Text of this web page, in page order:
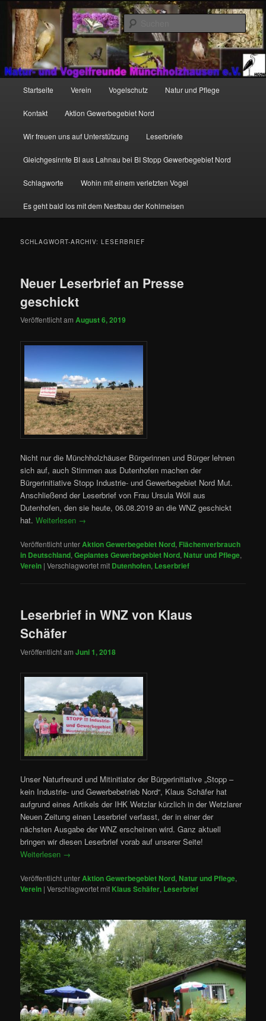
Zum
primären
Inhalt
springen
Zum
sekundären
Inhalt
springen
http://natur-und-vogelfreunde-muenchholzhausen.de/wp-
content/uploads/2017/12/cropped-HGON_logo.jpg
Startseite Verein Vogelschutz Natur und Pflege
Kontakt Aktion Gewerbegebiet Nord
Wir freuen uns auf Unterstützung Leserbriefe
Gleichgesinnte BI aus Lahnau bei BI Stopp Gewerbegebiet Nord
Schlagworte Wohin mit einem verletzten Vogel
Es geht bald los mit dem Nestbau der Kohlmeisen
SCHLAGWORT-ARCHIV:LESERBRIEF
Neuer Leserbrief an Presse
geschickt
Veröffentlicht amAugust 6, 2019
Nicht nur die Münchholzhäuser Bürgerinnen und Bürger lehnen
sich auf, auch Stimmen aus Dutenhofen machen der
Bürgerinitiative Stopp Industrie- und Gewerbegebiet Nord Mut.
Anschließend der Leserbrief von Frau Ursula Wöll aus
Dutenhofen, den sie heute, 06.08.2019 an die WNZ geschickt
hat.Weiterlesen →
Veröffentlicht unterAktion Gewerbegebiet Nord, Flächenverbrauch
in Deutschland,Geplantes Gewerbegebiet Nord,Natur und Pflege,
Verein |Verschlagwortet mit Dutenhofen, Leserbrief
Leserbrief in WNZ von Klaus
Schäfer
Veröffentlicht amJuni 1, 2018
Unser Naturfreund und Mitinitiator der Bürgerinitiative „Stopp –
kein Industrie- und Gewerbebetrieb Nord“, Klaus Schäfer hat
aufgrund eines Artikels der IHK Wetzlar kürzlich in der Wetzlarer
Neuen Zeitung einen Leserbrief verfasst, der in einer der
nächsten Ausgabe der WNZ erscheinen wird. Ganz aktuell
bringen wir diesen Leserbrief vorab auf unserer Seite!
Weiterlesen →
Veröffentlicht unterAktion Gewerbegebiet Nord,Natur und Pflege,
Verein |Verschlagwortet mit Klaus Schäfer, Leserbrief